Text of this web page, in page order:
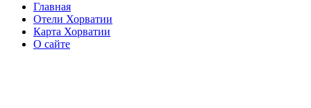
Главная
Отели Хорватии
Карта Хорватии
О сайте